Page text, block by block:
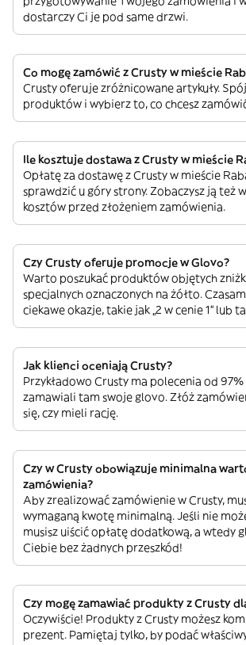
dostarczy Ci je pod same drzwi.
Co mogę zamówić z Crusty w mieście
Crusty oferuje zróżnicowane artykuły.
produktów i wybierz to, co chcesz
Ile kosztuje dostawa z Crusty w mieście
Opłatę za dostawę z Crusty w mieście
sprawdzić u góry strony. Zobaczysz ją też
kosztów przed złożeniem zamówienia.
Czy Crusty oferuje promocje w Glovo?
Warto poszukać produktów objętych
specjalnych oznaczonych na żółto.
ciekawe okazje, takie jak „2 w cenie 1” lub
Jak klienci oceniają Crusty?
Przykładowo Crusty ma polecenia od
zamawiali tam swoje glovo. Złóż
się, czy mieli rację.
Czy w Crusty obowiązuje minimalna
zamówienia?
Aby zrealizować zamówienie w Crusty,
wymaganą kwotę minimalną. Jeśli nie
musisz uiścić opłatę dodatkową, a wtedy
Ciebie bez żadnych przeszkód!
Czy mogę zamawiać produkty z Crusty
Oczywiście! Produkty z Crusty możesz
prezent. Pamiętaj tylko, by podać